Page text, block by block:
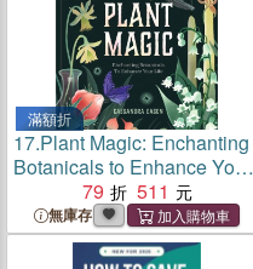
滿額折
17.Plant Magic: Enchanting
Botanicals to Enhance Your
79 511
無庫存